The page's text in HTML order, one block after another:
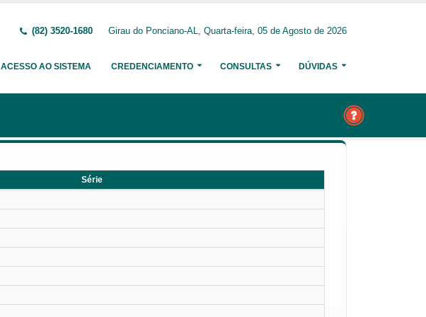
(82) 3520-1680 Girau do Ponciano-AL, Quarta-feira, 05 de Agosto de 2026
ACESSO AO SISTEMA CREDENCIAMENTO CONSULTAS DÚVIDAS
Série